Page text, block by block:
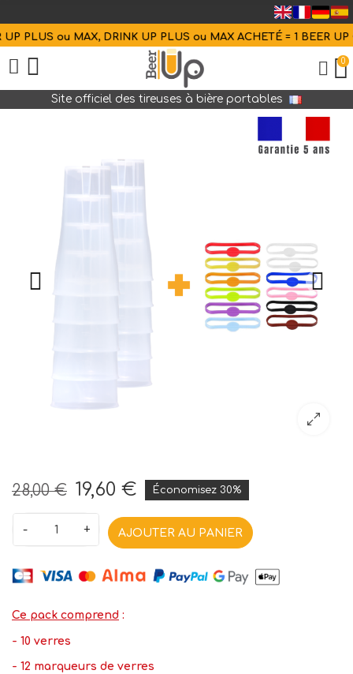
PLUS ou MAX, DRINK UP PLUS ou MAX ACHETÉ = 1 BEER UP
0
Site officiel des tireuses à bière portables
28,00 € 19,60 € Économisez 30%
- + AJOUTER AU PANIER
Ce pack comprend :
- 10 verres
- 12 marqueurs de verres